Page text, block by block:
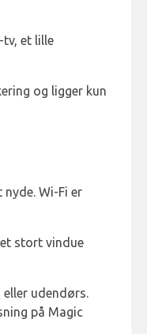
et lille
og ligger kun
Wi-Fi er
stort vindue
udendørs.
på Magic